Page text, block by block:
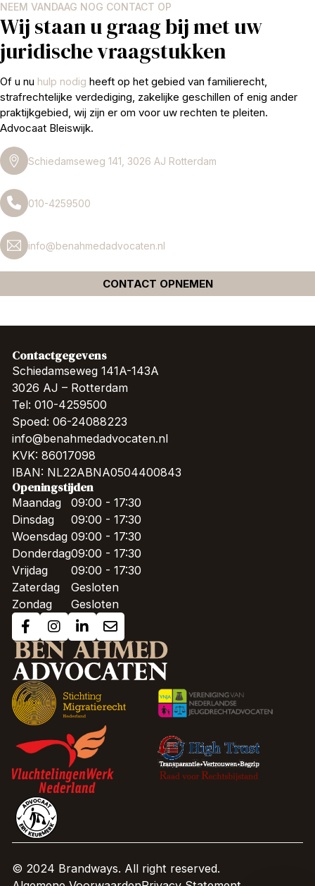
NEEM VANDAAG NOG CONTACT OP
Wij staan u graag bij met uw
juridische vraagstukken
Of u nu hulp nodig heeft op het gebied van familierecht,
strafrechtelijke verdediging, zakelijke geschillen of enig ander
praktijkgebied, wij zijn er om voor uw rechten te pleiten.
Advocaat Bleiswijk.
Schiedamseweg 141, 3026 AJ Rotterdam
010-4259500
info@benahmedadvocaten.nl
CONTACT OPNEMEN
Contactgegevens
Schiedamseweg 141A-143A
3026 AJ – Rotterdam
Tel: 010-4259500
Spoed: 06-24088223
info@benahmedadvocaten.nl
KVK: 86017098
IBAN: NL22ABNA0504400843
Openingstijden
Maandag
Dinsdag
Woensdag
Donderdag
Vrijdag
Zaterdag
Zondag
09:00 - 17:30
09:00 - 17:30
09:00 - 17:30
09:00 - 17:30
09:00 - 17:30
Gesloten
Gesloten
© 2024 Brandways. All right reserved.